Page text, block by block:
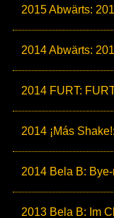
2015 Abwärts:
2014 Abwärts:
2014 FURT:
2014 ¡Más
2014 Bela B:
2013 Bela B: Im